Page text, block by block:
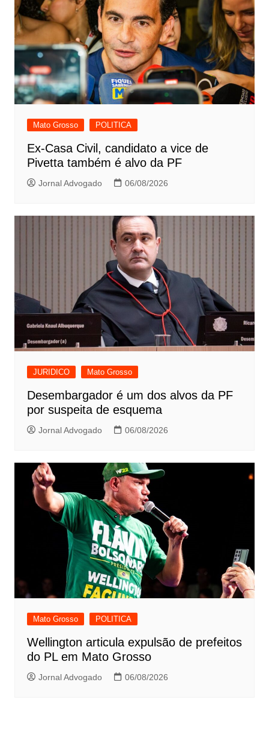
Mato Grosso POLITICA
Ex-Casa Civil, candidato a vice de
Pivetta também é alvo da PF
Jornal Advogado 06/08/2026
JURIDICO Mato Grosso
Desembargador é um dos alvos da PF
por suspeita de esquema
Jornal Advogado 06/08/2026
Mato Grosso POLITICA
Wellington articula expulsão de prefeitos
do PL em Mato Grosso
Jornal Advogado 06/08/2026